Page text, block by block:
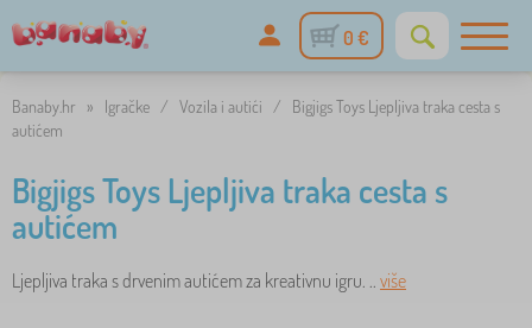
0 €
Banaby.hr » Igračke / Vozila i autići /
Bigjigs Toys Ljepljiva traka cesta s
autićem
Bigjigs Toys Ljepljiva traka cesta s
autićem
Ljepljiva traka s drvenim autićem za kreativnu igru. .. više